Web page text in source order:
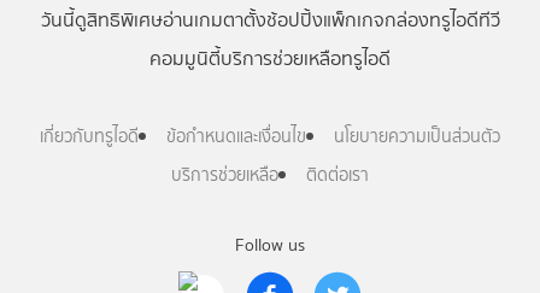
Follow us
วันนี้ดูสิทธิพิเศษอ่านเกมตาตั้งช้อปปิ้งแพ็กเกจกล่องทรูไอดีทีวี
คอมมูนิตี้บริการช่วยเหลือทรูไอดี
เกี่ยวกับทรูไอดี ข้อกำหนดและเงื่อนไข
นโยบายความเป็นส่วนตัว
บริการช่วยเหลือ
ติดต่อเรา